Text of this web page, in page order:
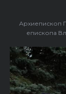
Архиепископ
епископа